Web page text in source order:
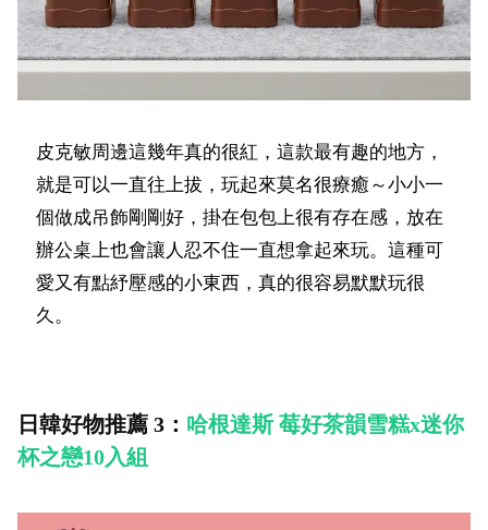
皮克敏周邊這幾年真的很紅，這款最有趣的地方，
就是可以一直往上拔，玩起來莫名很療癒～小小一
個做成吊飾剛剛好，掛在包包上很有存在感，放在
辦公桌上也會讓人忍不住一直想拿起來玩。這種可
愛又有點紓壓感的小東西，真的很容易默默玩很
久。
日韓好物推薦 3： 哈根達斯 莓好茶韻雪糕x迷你
杯之戀10入組